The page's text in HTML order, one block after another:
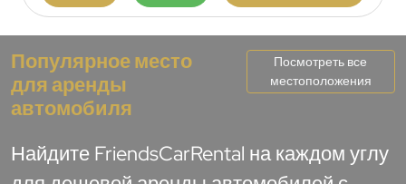
Популярное место
для аренды
автомобиля
Посмотреть все
местоположения
Найдите FriendsCarRental на каждом углу